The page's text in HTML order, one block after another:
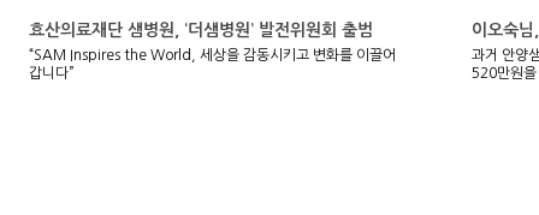
효산의료재단 샘병원, ‘더샘병원’ 발전위원회 출범
“SAM Inspires the World, 세상을 감동시키고 변화를 이끌어
갑니다”
이오숙
과거 안양
520만원을